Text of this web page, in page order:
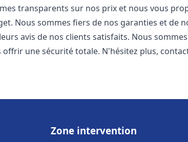
transparents sur nos prix et nous vous
Nous sommes fiers de nos garanties et de
avis de nos clients satisfaits. Nous
offrir une sécurité totale. N'hésitez plus,
Zone intervention